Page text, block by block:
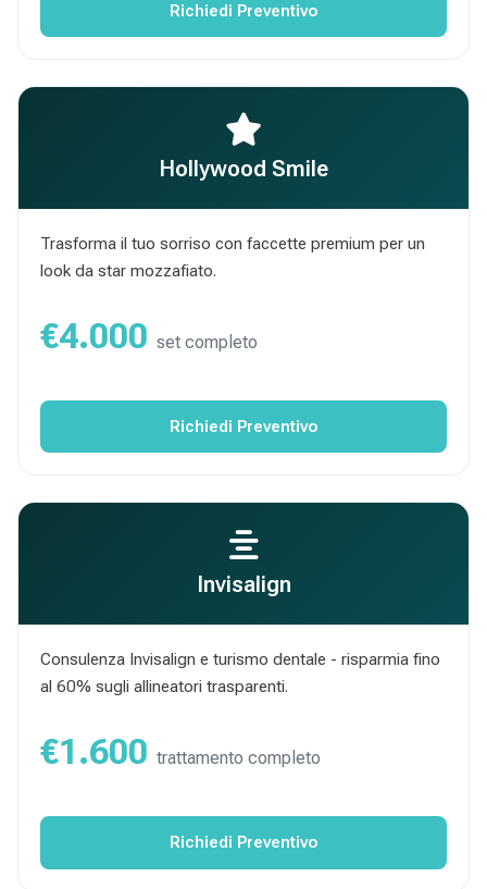
Richiedi Preventivo
Hollywood Smile
Trasforma il tuo sorriso con faccette premium per un
look da star mozzafiato.
€4.000 set completo
Richiedi Preventivo
Invisalign
Consulenza Invisalign e turismo dentale - risparmia fino
al 60% sugli allineatori trasparenti.
€1.600 trattamento completo
Richiedi Preventivo